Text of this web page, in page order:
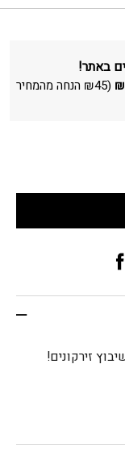
₪
(
₪45
הנחה מהמחיר